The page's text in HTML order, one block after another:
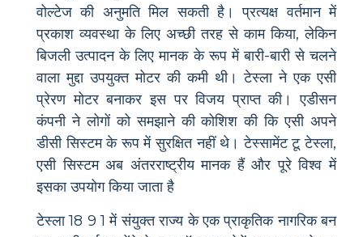
वोल्टेज की अनुमति मिल सकती है। प्रत्यक्ष वर्तमान में
प्रकाश व्यवस्था के लिए अच्छी तरह से काम किया, लेकिन
बिजली उत्पादन के लिए मानक के रूप में बारी-बारी से चलने
वाला मुद्दा उपयुक्त मोटर की कमी थी। टेस्ला ने एक एसी
प्रेरण मोटर बनाकर इस पर विजय प्राप्त की। एडीसन
कंपनी ने लोगों को समझाने की कोशिश की कि एसी अपने
डीसी सिस्टम के रूप में सुरक्षित नहीं थे। टेस्सामेंट टू टेस्ला,
एसी सिस्टम अब अंतरराष्ट्रीय मानक हैं और पूरे विश्व में
इसका उपयोग किया जाता है
टेस्ला 18 9 1 में संयुक्त राज्य के एक प्राकृतिक नागरिक बन